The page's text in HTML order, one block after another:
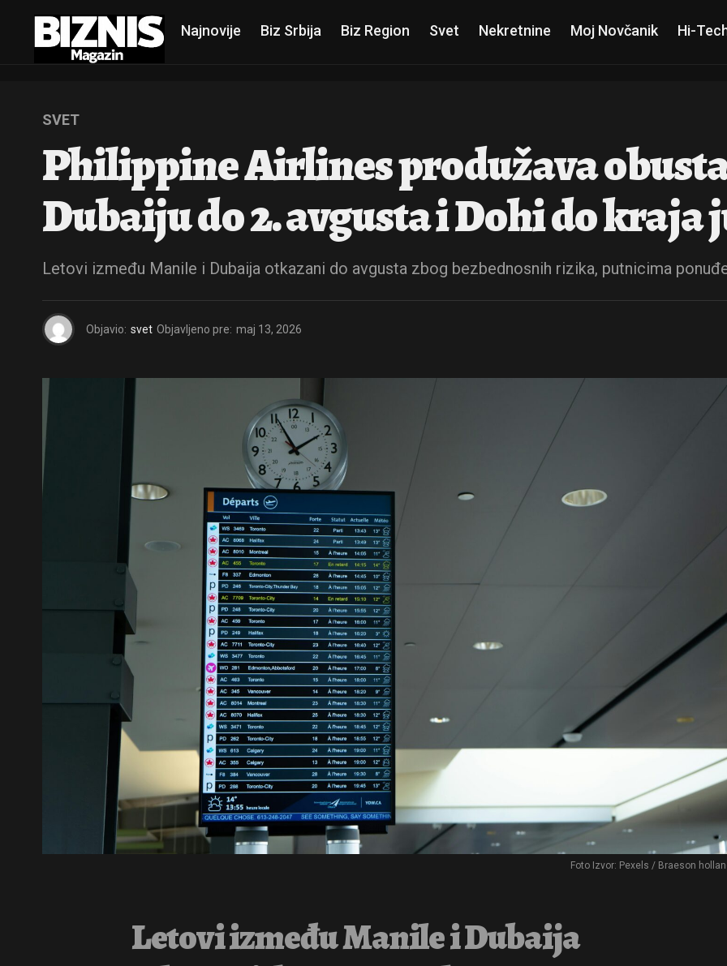
Najnovije Biz Srbija Biz Region Svet Nekretnine Moj Novčanik Hi-
SVET
Philippine Airlines produžava
Dubaiju do 2. avgusta i Dohi do kraja
Letovi između Manile i Dubaija otkazani do avgusta zbog bezbednosnih rizika, putnicima
Objavio: svet Objavljeno pre: maj 13, 2026
Foto Izvor: Pexels / Braeson
Letovi između Manile i Dubaija